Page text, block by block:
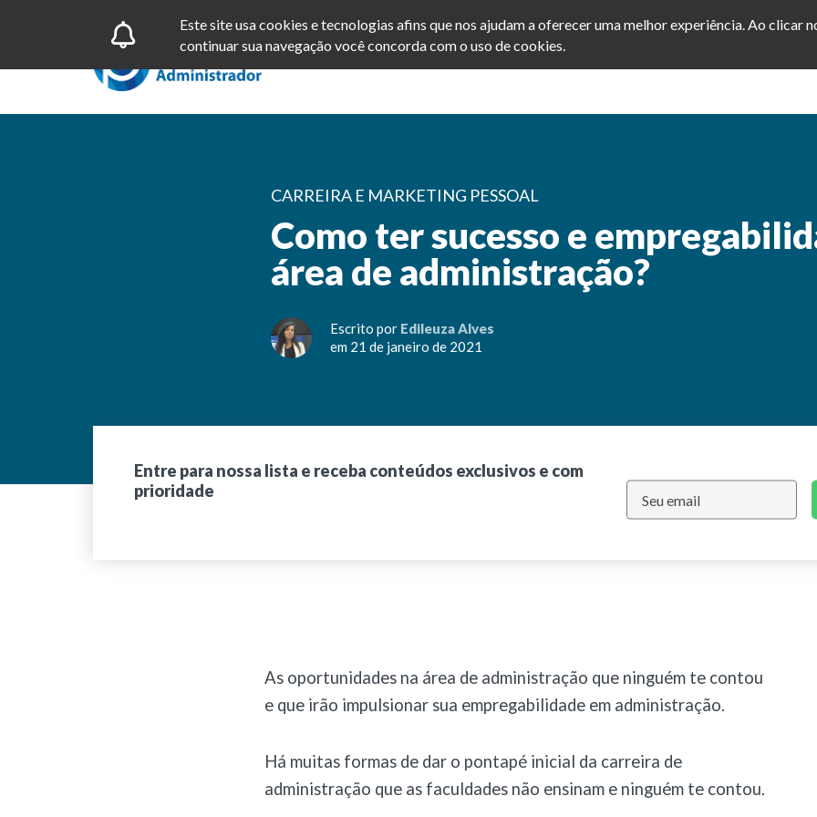
Este site usa cookies e tecnologias afins que nos ajudam a oferecer uma melhor experiência. Ao clicar
continuar sua navegação você concorda com o uso de cookies.
CARREIRA E MARKETING PESSOAL
Como ter sucesso e
área de administração?
Escrito por Edileuza Alves
em 21 de janeiro de 2021
Entre para nossa lista e receba conteúdos exclusivos e com
prioridade
As oportunidades na área de administração que ninguém te contou
e que irão impulsionar sua empregabilidade em administração.
Há muitas formas de dar o pontapé inicial da carreira de
administração que as faculdades não ensinam e ninguém te contou.